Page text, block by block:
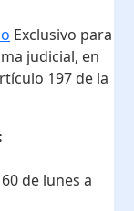
Exclusivo para
judicial, en
197 de la
de lunes a